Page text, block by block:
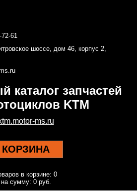
61
шоссе, дом 46, корпус 2,
каталог запчастей
KTM
ms.ru
КОРЗИНА
в корзине: 0
на сумму: 0 руб.